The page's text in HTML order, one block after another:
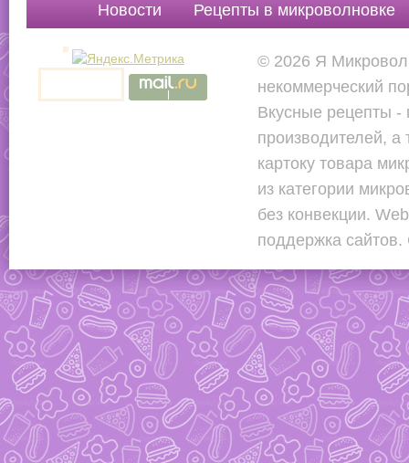
Новости
Рецепты в микроволновке
© 2026 Я
некоммерческий
Вкусные рецепты -
производителей,
картоку товара
из категории
без конвекции.
поддержка